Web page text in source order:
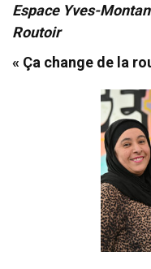
Espace Yves-
Routoir
« Ça change de la